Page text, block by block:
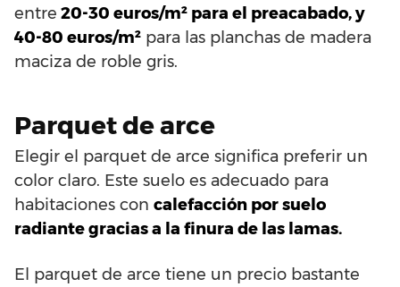
entre 20-30 euros/m² para el preacabado, y
40-80 euros/m² para las planchas de madera
maciza de roble gris.
Parquet de arce
Elegir el parquet de arce significa preferir un
color claro. Este suelo es adecuado para
habitaciones con calefacción por suelo
radiante gracias a la finura de las lamas.
El parquet de arce tiene un precio bastante